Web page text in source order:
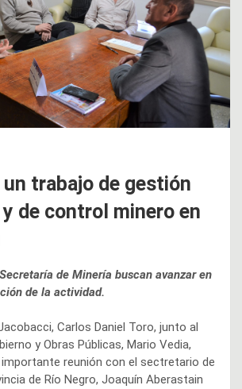
trabajo de gestión
de control minero en
de Minería buscan avanzar en
de la actividad.
Carlos Daniel Toro, junto al
y Obras Públicas, Mario Vedia,
reunión con el sectretario de
de Río Negro, Joaquín Aberastain